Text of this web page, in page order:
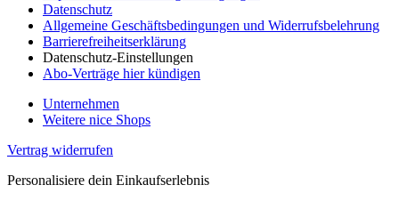
Datenschutz
Allgemeine Geschäftsbedingungen und Widerrufsbelehrung
Barrierefreiheitserklärung
Datenschutz-Einstellungen
Abo-Verträge hier kündigen
Unternehmen
Weitere nice Shops
Vertrag widerrufen
Personalisiere dein Einkaufserlebnis